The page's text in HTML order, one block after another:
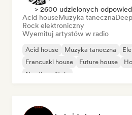
> 2600 udzielonych
Acid houseMuzyka taneczna
Rock elektroniczny
Wyemituj artystów w radio
Acid house Muzyka taneczna
Francuski house
Future house
Nu-disco/Italo